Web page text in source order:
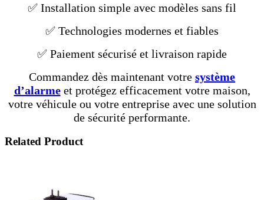
✅ Installation simple avec modèles sans fil
✅ Technologies modernes et fiables
✅ Paiement sécurisé et livraison rapide
Commandez dès maintenant votre système
d’alarmeet protégez efficacement votre maison,
votre véhicule ou votre entreprise avec une solution
de sécurité performante.
Related Product